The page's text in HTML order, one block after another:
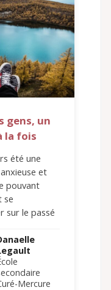
gens, un
la fois
été une
et
pouvant
se
sur le passé
Mercure